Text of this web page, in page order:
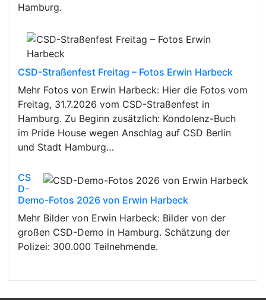
Hamburg.
CSD-Straßenfest Freitag – Fotos Erwin Harbeck
Mehr Fotos von Erwin Harbeck: Hier die Fotos vom
Freitag, 31.7.2026 vom CSD-Straßenfest in
Hamburg. Zu Beginn zusätzlich: Kondolenz-Buch
im Pride House wegen Anschlag auf CSD Berlin
und Stadt Hamburg…
CS
D-
Demo-Fotos 2026 von Erwin Harbeck
Mehr Bilder von Erwin Harbeck: Bilder von der
großen CSD-Demo in Hamburg. Schätzung der
Polizei: 300.000 Teilnehmende.